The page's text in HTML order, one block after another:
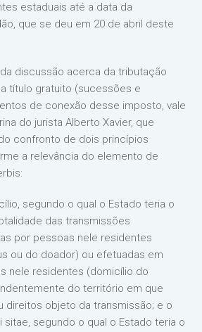
estaduais até a data da
que se deu em 20 de abril deste
discussão acerca da tributação
título gratuito (sucessões e
de conexão desse imposto, vale
do jurista Alberto Xavier, que
confronto de dois princípios
a relevância do elemento de
segundo o qual o Estado teria o
das transmissões
por pessoas nele residentes
ou do doador) ou efetuadas em
nele residentes (domicílio do
do território em que
direitos objeto da transmissão; e o
segundo o qual o Estado teria o